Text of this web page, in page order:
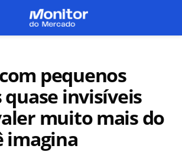
pequenos
invisíveis
muito mais do
imagina